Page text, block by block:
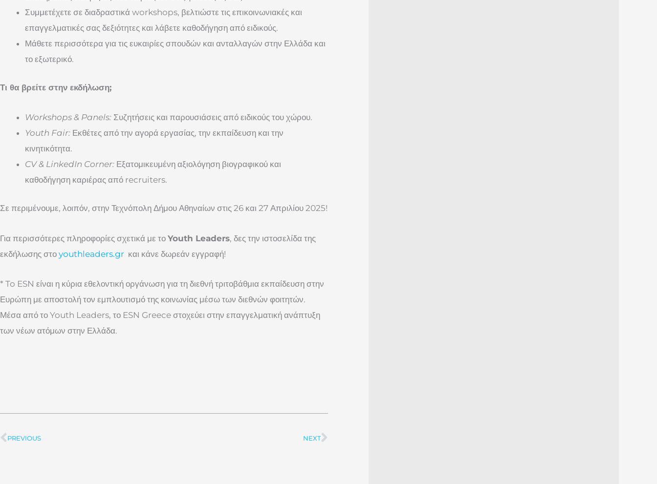
Συμμετέχετε σε διαδραστικά workshops, βελτιώστε τις επικοινωνιακές και
επαγγελματικές σας δεξιότητες και λάβετε καθοδήγηση από ειδικούς.
Μάθετε περισσότερα για τις ευκαιρίες σπουδών και ανταλλαγών στην Ελλάδα και
το εξωτερικό.
Τι θα βρείτε στην εκδήλωση;
Workshops & Panels: Συζητήσεις και παρουσιάσεις από ειδικούς του χώρου.
Youth Fair: Εκθέτες από την αγορά εργασίας, την εκπαίδευση και την
κινητικότητα.
CV & LinkedIn Corner: Εξατομικευμένη αξιολόγηση βιογραφικού και
καθοδήγηση καριέρας από recruiters.
Σε περιμένουμε, λοιπόν, στην Τεχνόπολη Δήμου Αθηναίων στις 26 και 27 Απριλίου 2025!
Για περισσότερες πληροφορίες σχετικά με το Youth Leaders, δες την ιστοσελίδα της
εκδήλωσης στο youthleaders.gr και κάνε δωρεάν εγγραφή!
* To ESN είναι η κύρια εθελοντική οργάνωση για τη διεθνή τριτοβάθμια εκπαίδευση στην
Ευρώπη με αποστολή τον εμπλουτισμό της κοινωνίας μέσω των διεθνών φοιτητών.
Μέσα από το Youth Leaders, το ESN Greece στοχεύει στην επαγγελματική ανάπτυξη
των νέων ατόμων στην Ελλάδα.
Prev
PREVIOUS NEXTNext